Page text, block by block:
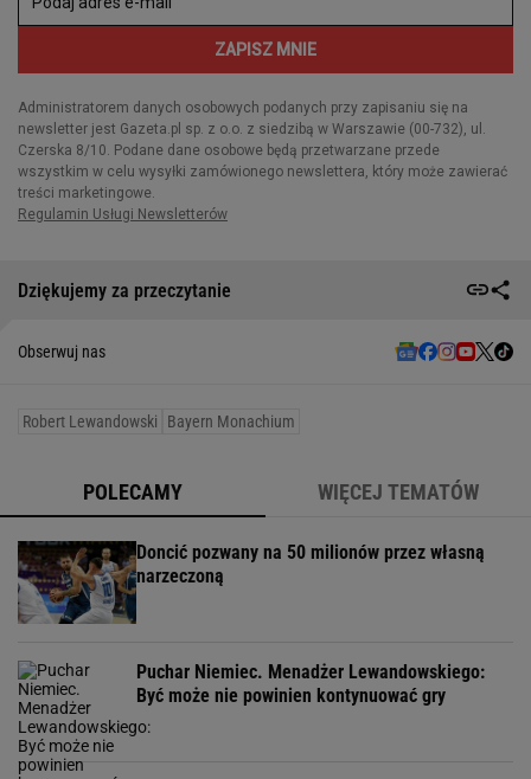
Dziękujemy za przeczytanie
Obserwuj nas
Robert Lewandowski Bayern Monachium
POLECAMY WIĘCEJ TEMATÓW
Doncić pozwany na 50 milionów przez własną
narzeczoną
Puchar Niemiec. Menadżer Lewandowskiego:
Być może nie powinien kontynuować gry